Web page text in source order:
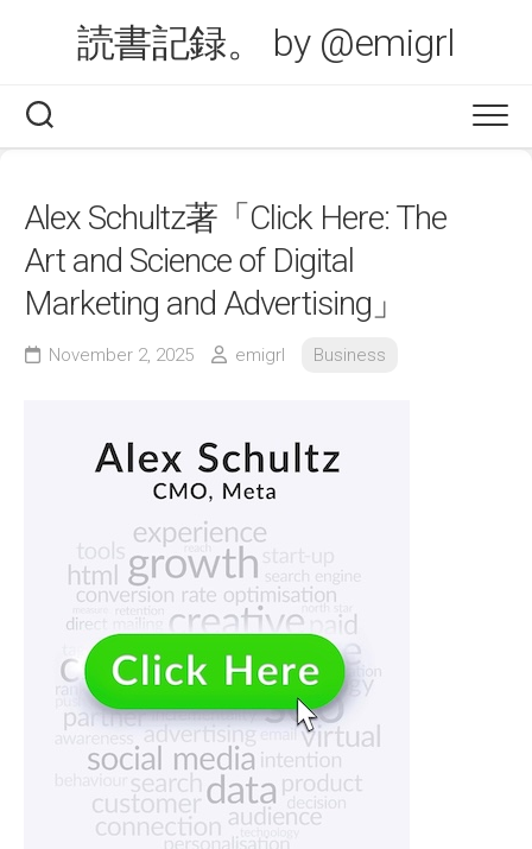
読書記録。 by @emigrl
Alex Schultz著「Click Here: The
Art and Science of Digital
Marketing and Advertising」
November 2, 2025 emigrl Business